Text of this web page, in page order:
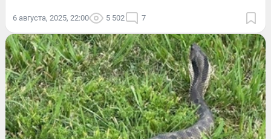
6 августа, 2025, 22:00 5 502 7